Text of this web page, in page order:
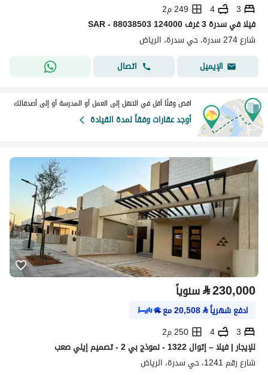
3
4
249 م2
فیلا في سدرة 3 غرف 124000 SAR - 88038503
شارع 274 سدرة، حي سدرة، الرياض
الإيميل
اتصال
اقض وقتًا أقل في التنقل إلى العمل أو المدرسة أو إلى أصدقائك
أوجد عقارات وفقاً لمدة القيادة
⃁230,000 سنوياً
ادفع شهرياً⃁
20,508مع
3
4
250 م2
للإيجار | فيلا – إتوال 1322 - نموذج بي 2 - تصميم إيلي صعب
شارع رقم 1241، حي سدرة، الرياض